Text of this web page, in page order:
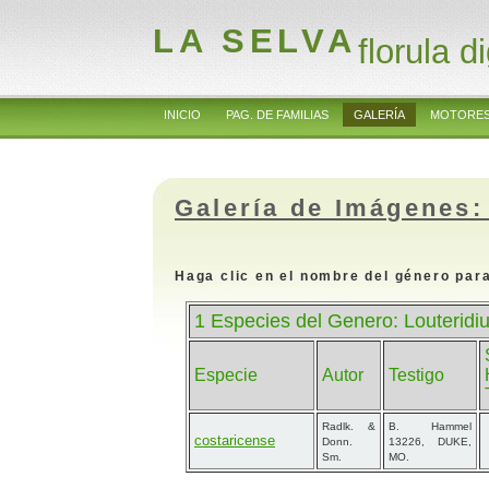
LA SELVAflorula
INICIO PAG. DE FAMILIAS GALERÍA
Galería de
Haga clic en el nombre del género
1 Especies del Genero:
Especie Autor Testigo
costaricense
Radlk. &
Donn.
Sm.
B. Hammel
13226, DUKE,
MO.